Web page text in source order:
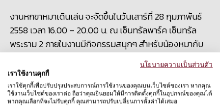
งานหกขาหมาเดินเล่น จะจัดขึ้นในวันเสาร์ที่ 28 กุมภาพันธ์
2558 เวลา 16.00 – 20.00 น. ณ เซ็นทรัลพาร์ค เซ็นทรัล
พระราม 2 ภายในงานมีกิจกรรมสนุกๆ สำหรับน้องหมากับ
เจ้าของ พร้อมการออกร้านค้าสำหรับสุนัข และมินิคอนเสิร์ต
จาก ‘โตโน่’ และ ‘ปอ’ เข้าร่วมงานฟรี ติดตามรายละเอียด และ
ลงทะเบียนล่วงหน้าได้ที่ โทรศัพท์ 02 513 0475 หรือ
facebook.com/WorldAnimalProtectionThailand
นโยบายความเป็นส่วนตัว
เราใช้งานคุกกี้
เราใช้คุกกี้เพื่อปรับปรุงประสบการณ์การใช้งานของคุณบนเว็บไซต์ของเรา หากคุณ
ใช้งานเว็บไซต์ของเราต่อ ถือว่าคุณยินยอมให้มีการติดตั้งคุกกี้ในอุปกรณ์ของคุณได้
หากคุณเลือกที่จะไม่รับคุกกี้ คุณสามารถปรับเปลี่ยนการตั้งค่าได้เสมอ